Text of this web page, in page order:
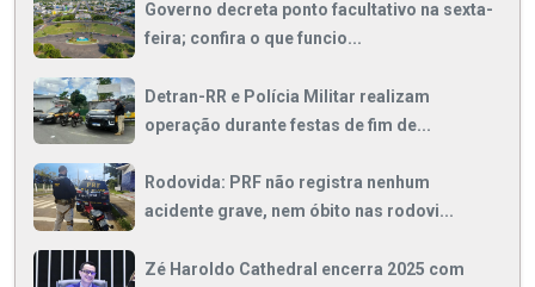
Governo decreta ponto facultativo na sexta-
feira; confira o que funcio...
Detran-RR e Polícia Militar realizam
operação durante festas de fim de...
Rodovida: PRF não registra nenhum
acidente grave, nem óbito nas rodovi...
Zé Haroldo Cathedral encerra 2025 com